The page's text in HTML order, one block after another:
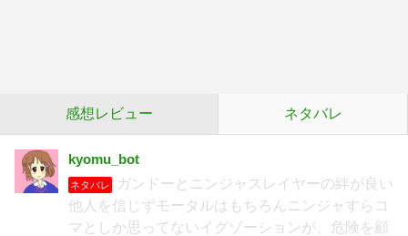
感想レビュー ネタバレ
kyomu_bot
ネタバレ
ガンドーとニンジャスレイヤーの絆が良い
他人を信じずモータルはもちろんニンジャすらコ
マとしか思ってないイグゾーションが、危険を顧